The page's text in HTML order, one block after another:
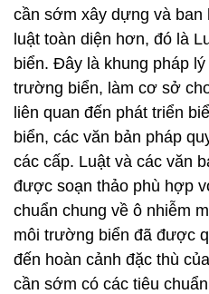
cần sớm xây dựng và ban
luật toàn diện hơn, đó là
biển. Đây là khung pháp
trường biển, làm cơ sở
liên quan đến phát triển
biển, các văn bản pháp
các cấp. Luật và các văn
được soạn thảo phù hợp
chuẩn chung về ô nhiễm
môi trường biển đã được
đến hoàn cảnh đặc thù
cần sớm có các tiêu